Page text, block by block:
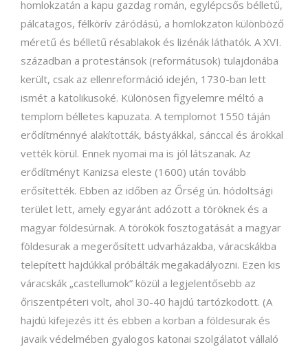
homlokzatán a kapu gazdag román, egylépcsős bélletű,
pálcatagos, félkörív záródású, a homlokzaton különböző
méretű és bélletű résablakok és lizénák láthatók. A XVI.
században a protestánsok (reformátusok) tulajdonába
került, csak az ellenreformáció idején, 1730-ban lett
ismét a katolikusoké. Különösen figyelemre méltó a
templom bélletes kapuzata. A templomot 1550 táján
erődítménnyé alakították, bástyákkal, sánccal és árokkal
vették körül. Ennek nyomai ma is jól látszanak. Az
erődítményt Kanizsa eleste (1600) után tovább
erősítették. Ebben az időben az Őrség ún. hódoltsági
terület lett, amely egyaránt adózott a töröknek és a
magyar földesúrnak. A törökök fosztogatását a magyar
földesurak a megerősített udvarházakba, váracskákba
telepített hajdúkkal próbálták megakadályozni. Ezen kis
váracskák „castellumok” közül a legjelentősebb az
őriszentpéteri volt, ahol 30-40 hajdú tartózkodott. (A
hajdú kifejezés itt és ebben a korban a földesurak és
javaik védelmében gyalogos katonai szolgálatot vállaló